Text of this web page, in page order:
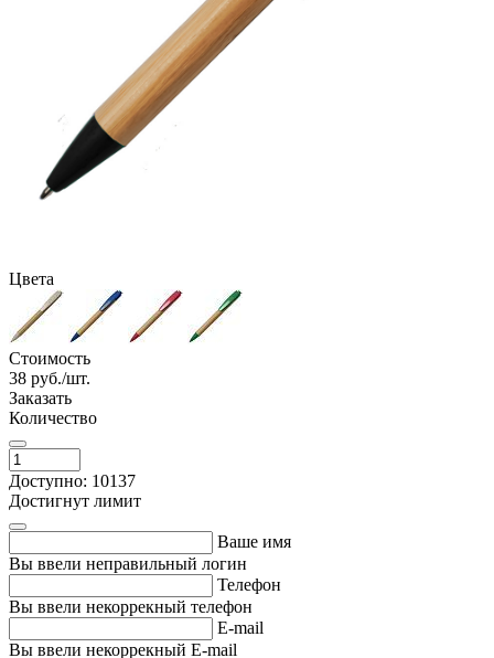
Цвета
Стоимость
38 руб./шт.
Заказать
Количество
Доступно: 10137
Достигнут лимит
Ваше имя
Вы ввели неправильный логин
Телефон
Вы ввели некоррекный телефон
E-mail
Вы ввели некоррекный E-mail